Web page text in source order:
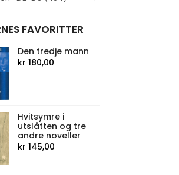
FAVORITTER
Den tredje mann
kr 180,00
Hvitsymre i
utslåtten og tre
andre noveller
kr 145,00